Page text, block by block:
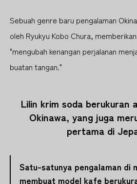
Sebuah genre baru pengalaman
oleh Ryukyu Kobo Chura,
"mengubah kenangan perjalanan
buatan tangan."
Lilin krim soda berukuran
Okinawa, yang juga
pertama di
Satu-satunya pengalaman di
membuat model kafe